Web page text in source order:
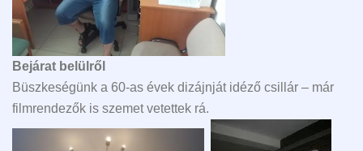
Bejárat belülről
Büszkeségünk a 60-as évek dizájnját idéző csillár – már
filmrendezők is szemet vetettek rá.